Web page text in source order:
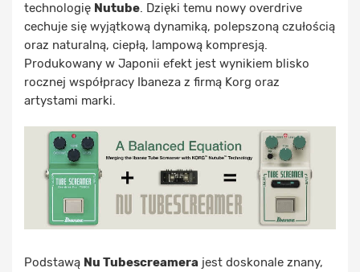
technologię Nutube. Dzięki temu nowy overdrive
cechuje się wyjątkową dynamiką, polepszoną czułością
oraz naturalną, ciepłą, lampową kompresją.
Produkowany w Japonii efekt jest wynikiem blisko
rocznej współpracy Ibaneza z firmą Korg oraz
artystami marki.
Podstawą Nu Tubescreamera jest doskonale znany,